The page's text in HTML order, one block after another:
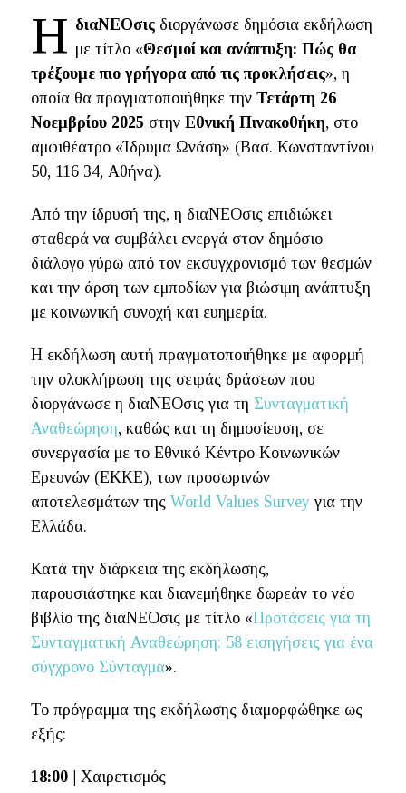
Η διαΝΕΟσιςδιοργάνωσε δημόσια εκδήλωση
με τίτλο «Θεσμοί και ανάπτυξη: Πώς θα
τρέξουμε πιο γρήγορα από τις προκλήσεις», η
οποία θα πραγματοποιήθηκε την Τετάρτη 26
Νοεμβρίου 2025 στην Εθνική Πινακοθήκη, στο
αμφιθέατρο «Ίδρυμα Ωνάση» (Βασ. Κωνσταντίνου
50, 116 34, Αθήνα).
Από την ίδρυσή της, η διαΝΕΟσις επιδιώκει
σταθερά να συμβάλει ενεργά στον δημόσιο
διάλογο γύρω από τον εκσυγχρονισμό των θεσμών
και την άρση των εμποδίων για βιώσιμη ανάπτυξη
με κοινωνική συνοχή και ευημερία.
Η εκδήλωση αυτή πραγματοποιήθηκε με αφορμή
την ολοκλήρωση της σειράς δράσεων που
διοργάνωσε η διαΝΕΟσις για τη Συνταγματική
Αναθεώρηση, καθώς και τη δημοσίευση, σε
συνεργασία με το Εθνικό Κέντρο Κοινωνικών
Ερευνών (ΕΚΚΕ), των προσωρινών
αποτελεσμάτων της World Values Surveyγια την
Ελλάδα.
Κατά την διάρκεια της εκδήλωσης,
παρουσιάστηκε και διανεμήθηκε δωρεάν το νέο
βιβλίο της διαΝΕΟσις με τίτλο «Προτάσεις για τη
Συνταγματική Αναθεώρηση: 58 εισηγήσεις για ένα
σύγχρονο Σύνταγμα».
Το πρόγραμμα της εκδήλωσης διαμορφώθηκε ως
εξής:
18:00 | Χαιρετισμός